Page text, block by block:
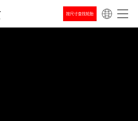
按尺寸查找轮胎